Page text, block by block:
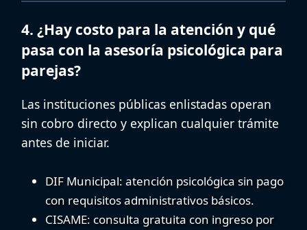
4. ¿Hay costo para la atención y qué
pasa con la asesoría psicológica para
parejas?
Las instituciones públicas enlistadas operan
sin cobro directo y explican cualquier trámite
antes de iniciar.
DIF Municipal: atención psicológica sin pago
con requisitos administrativos básicos.
CISAME: consulta gratuita con ingreso por